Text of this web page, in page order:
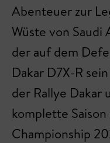
Abenteuer zur
Wüste von Saudi
der auf dem
Dakar D7X-R
der Rallye Dakar
komplette
Championship